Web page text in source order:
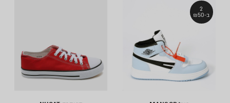
2
ב-₪50